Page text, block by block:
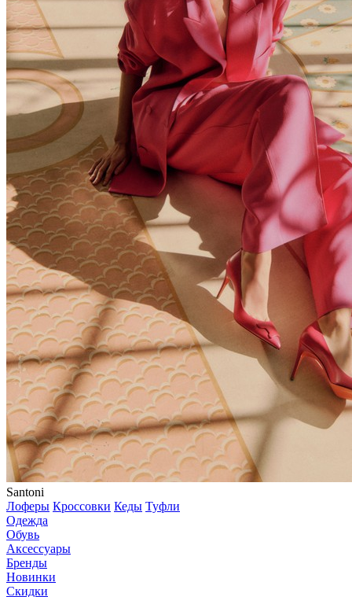
Santoni
Лоферы Кроссовки Кеды Туфли
Одежда
Обувь
Аксессуары
Бренды
Новинки
Скидки